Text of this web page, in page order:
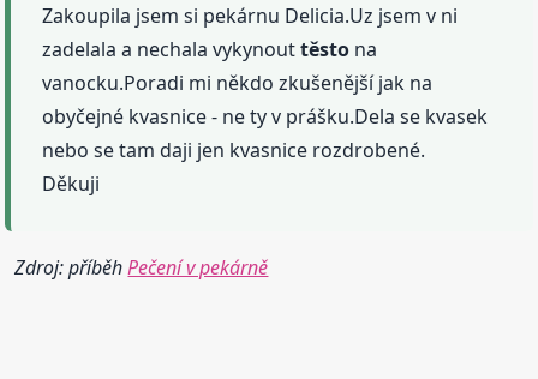
Zakoupila jsem si pekárnu Delicia.Uz jsem v ni
zadelala a nechala vykynouttěsto na
vanocku.Poradi mi někdo zkušenější jak na
obyčejné kvasnice - ne ty v prášku.Dela se kvasek
nebo se tam daji jen kvasnice rozdrobené.
Děkuji
Zdroj: příběhPečení v pekárně